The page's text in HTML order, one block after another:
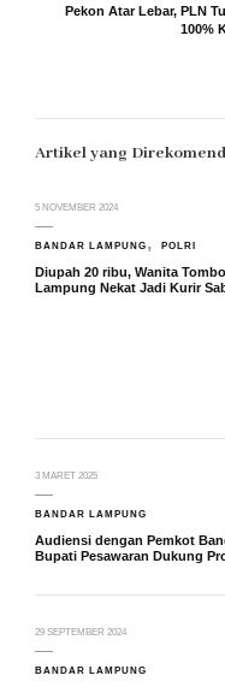
Pekon Atar Lebar, PLN
100%
Artikel yang
5 NOVEMBER 2024
BANDAR LAMPUNG POLRI
Diupah 20 ribu, Wanita
Lampung Nekat Jadi Kurir
3 MARET 2025
BANDAR LAMPUNG
Audiensi dengan Pemkot
Bupati Pesawaran Dukung
29 SEPTEMBER 2024
BANDAR LAMPUNG